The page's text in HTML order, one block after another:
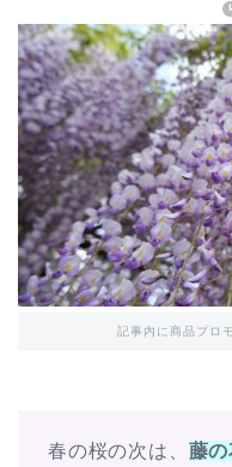
記事内に商品プロ
春の桜の次は、 藤